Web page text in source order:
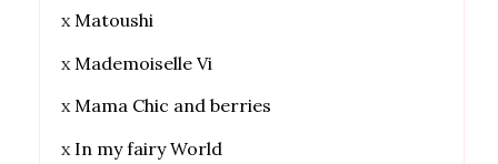
xMatoushi
x Mademoiselle Vi
xMama Chic and berries
x In my fairy World